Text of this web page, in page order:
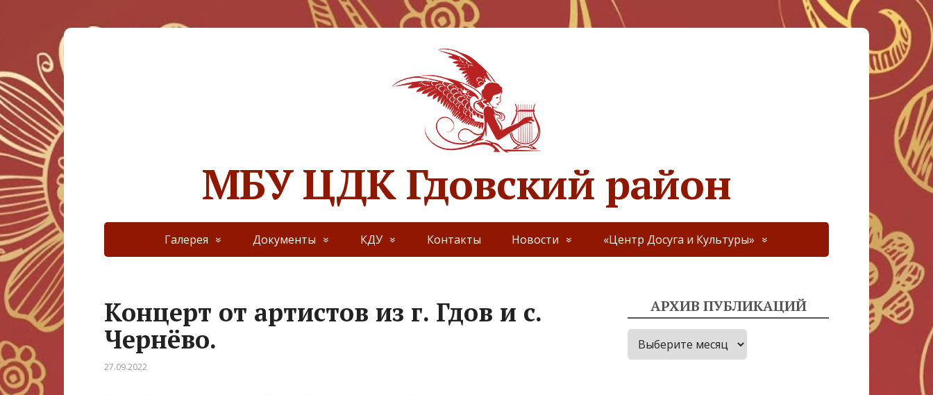
МБУ ЦДК Гдовский район
Галерея Документы КДУ Контакты Новости «Центр Досуга и Культуры»
Концерт от артистов из г. Гдов и с.
Чернёво.
27.09.2022
АРХИВ ПУБЛИКАЦИЙ
Архив
публикаций